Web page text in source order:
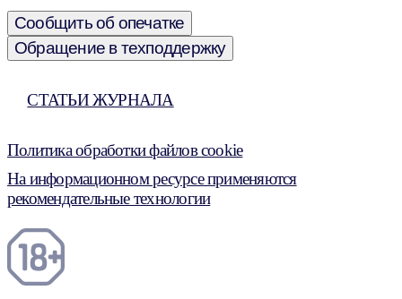
Сообщить об опечатке
Обращение в техподдержку
СТАТЬИ ЖУРНАЛА
Политика обработки файлов cookie
На информационном ресурсе применяются
рекомендательные технологии